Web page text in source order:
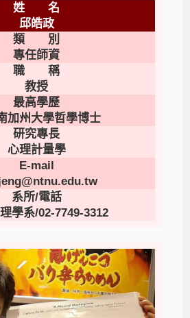
姓 名
邱皓政
類 別
專任師資
職 稱
教授
最高學歷
加州大學哲學博士
研究專長
心理計量學
E-mail
系所/電話
學系/02-7749-3312